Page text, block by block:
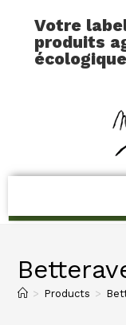
Votre
produits
> Products >